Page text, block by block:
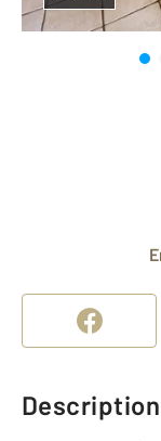
Description